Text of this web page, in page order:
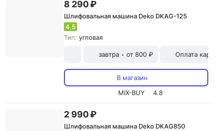
8 290 ₽
Шлифовальная машина Deko DKAG-125
4.5
Тип: угловая
завтра • от 800 ₽ Оплата
В магазин
MIX-BUY
4.8
2 990 ₽
Шлифовальная машина Deko DKAG850